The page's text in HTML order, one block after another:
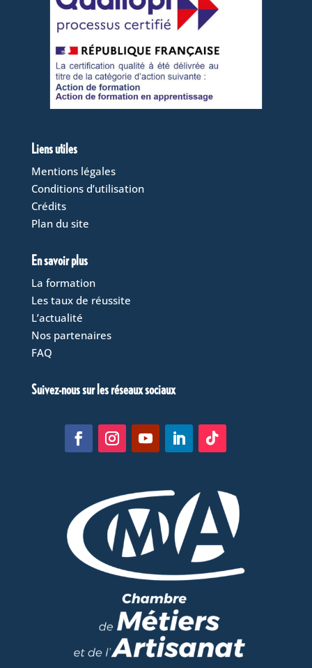
Liens utiles
Mentions légales
Conditions d’utilisation
Crédits
Plan du site
En savoir plus
La formation
Les taux de réussite
L’actualité
Nos partenaires
FAQ
Suivez-nous sur les réseaux sociaux